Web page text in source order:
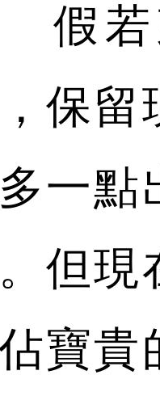
若
保留
一點
但現
寶貴